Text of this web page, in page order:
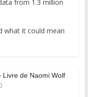
from 1.3 million
what it could mean
Livre de Naomi Wolf